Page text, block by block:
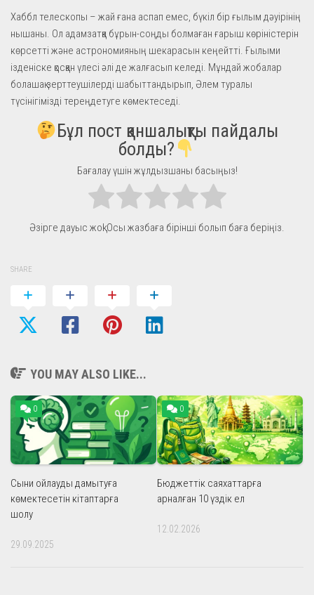
Хаббл телескопы – жай ғана аспап емес, бүкіл бір ғылым дәуірінің
нышаны. Ол адамзатқа бұрын-соңды болмаған ғарыш көріністерін
көрсетті және астрономияның шекарасын кеңейтті. Ғылыми
ізденіске қосқан үлесі әлі де жалғасып келеді. Мұндай жобалар
болашақ зерттеушілерді шабыттандырып, Әлем туралы
түсінігімізді тереңдетуге көмектеседі.
Бұл пост қаншалықты пайдалы
болды?
Бағалау үшін жұлдызшаны басыңыз!
Әзірге дауыс жоқ! Осы жазбаға бірінші болып баға беріңіз.
SHARE
YOU MAY ALSO LIKE...
0
Сыни ойлауды дамытуға
көмектесетін кітаптарға
шолу
29.09.2025
0
Бюджеттік саяхаттарға
арналған 10 үздік ел
12.02.2026